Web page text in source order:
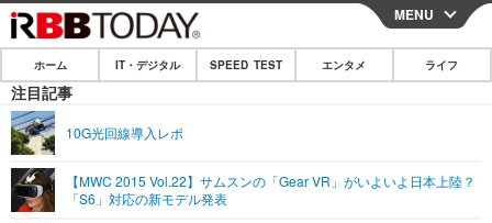
CLOSE
ホーム
IT・デジタル
ネタ
SPEED TEST
エンタメ
MENU
ホーム IT・デジタル SPEED TEST エンタメ ライフ
注目記事
10G光回線導入レポ
【MWC 2015 Vol.22】サムスンの「Gear VR」がいよいよ日本上陸？
「S6」対応の新モデル発表